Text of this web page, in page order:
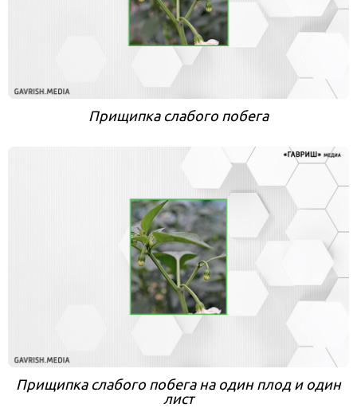
Прищипка слабого побега
Прищипка слабого побега на один плод и один
лист